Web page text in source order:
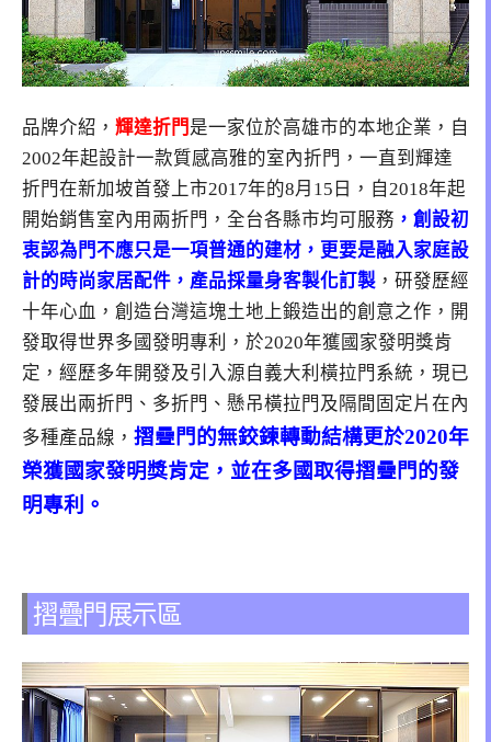
品牌介紹， 輝達折門 是一家位於高雄市的本地企業，自
2002年起設計一款質感高雅的室內折門，一直到輝達
折門在新加坡首發上市2017年的8月15日，自2018年起
開始銷售室內用兩折門，全台各縣市均可服務 ， 創設初
衷認為門不應只是一項普通的建材，更要是融入家庭設
計的時尚家居配件 ，產品採量身客製化訂製 ，研發歷經
十年心血，創造台灣這塊土地上鍛造出的創意之作，開
發取得世界多國發明專利，於2020年獲國家發明獎肯
定，經歷多年開發及引入源自義大利橫拉門系統，現已
發展出兩折門、多折門、懸吊橫拉門及隔間固定片在內
多種產品線， 摺疊門的無鉸鍊轉動結構更於2020年
榮獲國家發明獎肯定，並在多國取得摺疊門的發
明專利。
摺疊門展示區